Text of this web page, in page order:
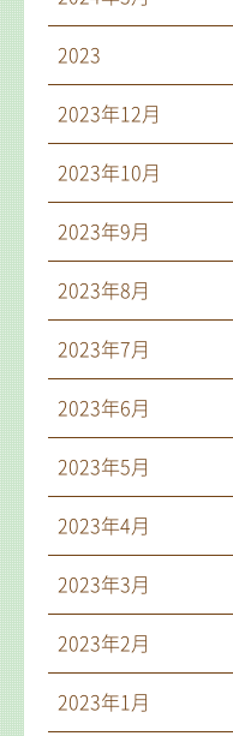
2023
2023年12月
2023年10月
2023年9月
2023年8月
2023年7月
2023年6月
2023年5月
2023年4月
2023年3月
2023年2月
2023年1月